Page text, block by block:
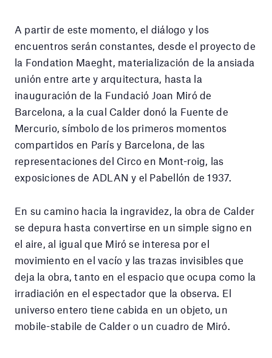
A partir de este momento, el diálogo y los
encuentros serán constantes, desde el proyecto de
la Fondation Maeght, materialización de la ansiada
unión entre arte y arquitectura, hasta la
inauguración de la Fundació Joan Miró de
Barcelona, a la cual Calder donó la Fuente de
Mercurio, símbolo de los primeros momentos
compartidos en París y Barcelona, de las
representaciones del Circo en Mont-roig, las
exposiciones de ADLAN y el Pabellón de 1937.
En su camino hacia la ingravidez, la obra de Calder
se depura hasta convertirse en un simple signo en
el aire, al igual que Miró se interesa por el
movimiento en el vacío y las trazas invisibles que
deja la obra, tanto en el espacio que ocupa como la
irradiación en el espectador que la observa. El
universo entero tiene cabida en un objeto, un
mobile-stabile de Calder o un cuadro de Miró.